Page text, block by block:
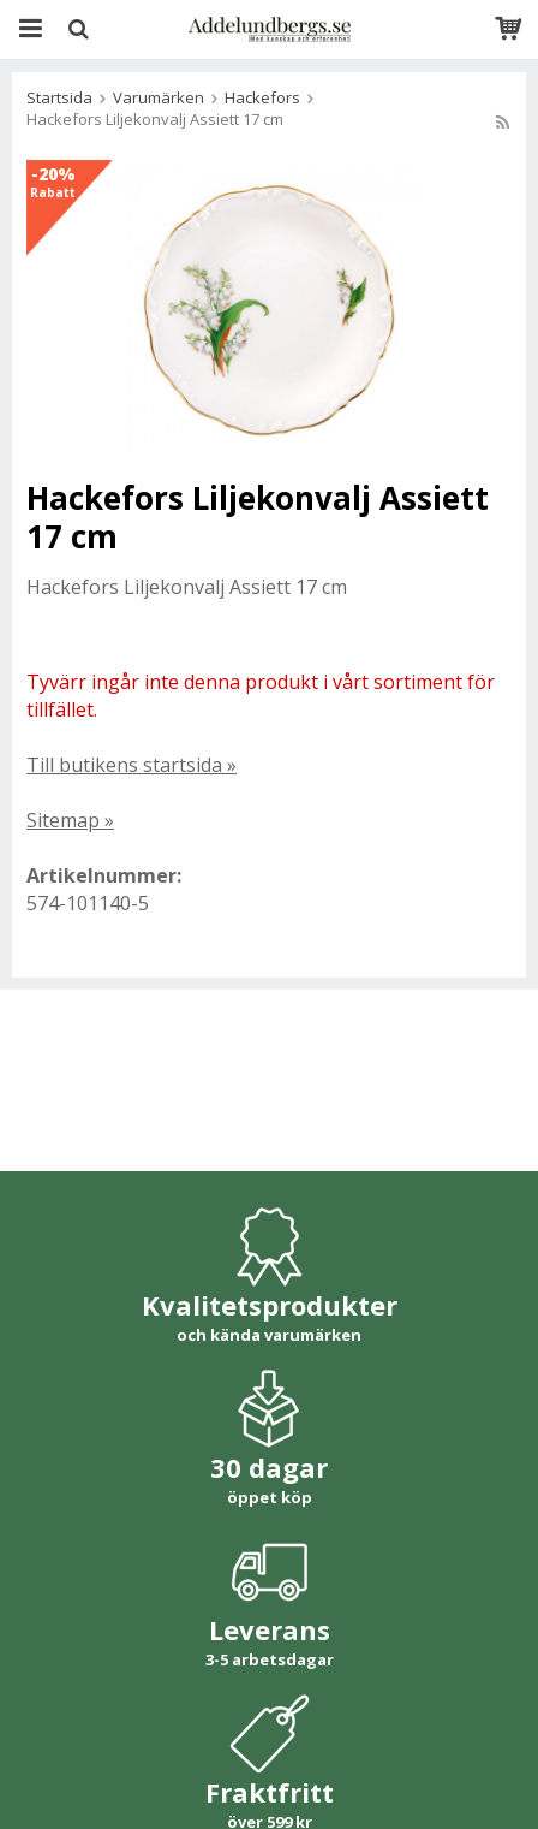
Startsida Varumärken
Hackefors
Hackefors Liljekonvalj Assiett 17 cm
-20%
Rabatt
Hackefors Liljekonvalj Assiett
17 cm
Hackefors Liljekonvalj Assiett 17 cm
Tyvärr ingår inte denna produkt i vårt sortiment för
tillfället.
Till butikens startsida »
Sitemap »
Artikelnummer:
574-101140-5
Kvalitetsprodukter
och kända varumärken
30 dagar
öppet köp
Leverans
3-5 arbetsdagar
Fraktfritt
över 599 kr